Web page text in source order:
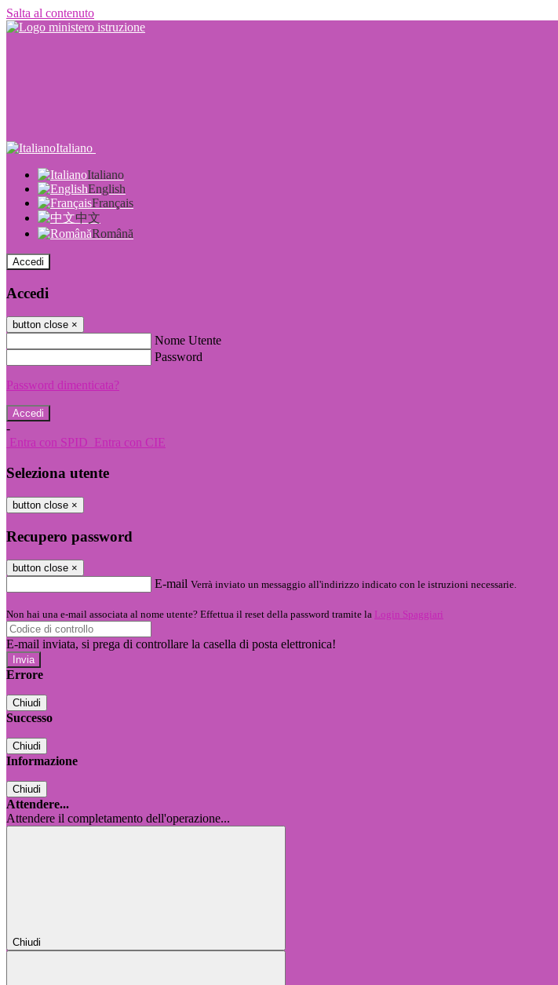
Salta al contenuto
Italiano
Italiano
English
Français
中文
Română
Accedi
Accedi
button close ×
Nome Utente
Password
Password dimenticata?
-
Entra con SPID Entra con CIE
Seleziona utente
button close ×
Recupero password
button close ×
E-mail Verrà inviato un messaggio all'indirizzo indicato con le istruzioni necessarie.
Non hai una e-mail associata al nome utente? Effettua il reset della password tramite la Login Spaggiari
E-mail inviata, si prega di controllare la casella di posta elettronica!
Errore
Chiudi
Successo
Chiudi
Informazione
Chiudi
Attendere...
Attendere il completamento dell'operazione...
Chiudi